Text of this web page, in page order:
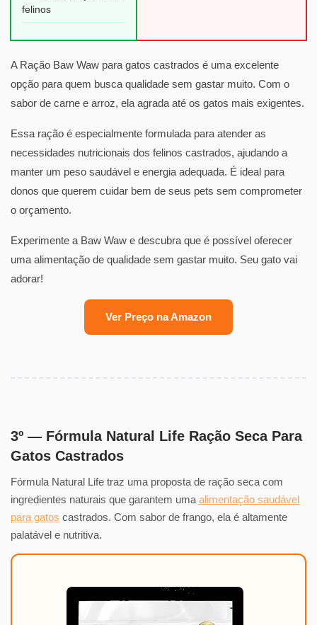
felinos
A Ração Baw Waw para gatos castrados é uma excelente
opção para quem busca qualidade sem gastar muito. Com o
sabor de carne e arroz, ela agrada até os gatos mais exigentes.
Essa ração é especialmente formulada para atender as
necessidades nutricionais dos felinos castrados, ajudando a
manter um peso saudável e energia adequada. É ideal para
donos que querem cuidar bem de seus pets sem comprometer
o orçamento.
Experimente a Baw Waw e descubra que é possível oferecer
uma alimentação de qualidade sem gastar muito. Seu gato vai
adorar!
Ver Preço na Amazon
3º — Fórmula Natural Life Ração Seca Para
Gatos Castrados
Fórmula Natural Life traz uma proposta de ração seca com
ingredientes naturais que garantem uma alimentação saudável
para gatos castrados. Com sabor de frango, ela é altamente
palatável e nutritiva.